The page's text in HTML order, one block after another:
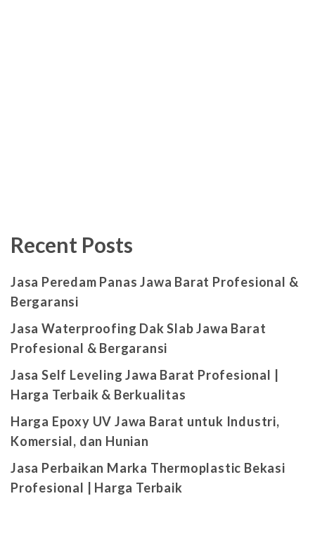
Recent Posts
Jasa Peredam Panas Jawa Barat Profesional &
Bergaransi
Jasa Waterproofing Dak Slab Jawa Barat
Profesional & Bergaransi
Jasa Self Leveling Jawa Barat Profesional |
Harga Terbaik & Berkualitas
Harga Epoxy UV Jawa Barat untuk Industri,
Komersial, dan Hunian
Jasa Perbaikan Marka Thermoplastic Bekasi
Profesional | Harga Terbaik